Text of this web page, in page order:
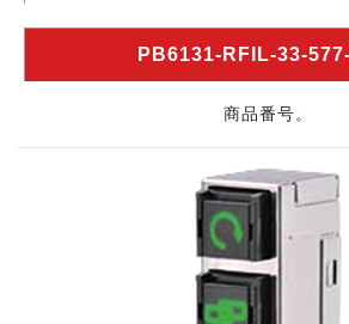
PB6131-RFIL-33-
商品番号。